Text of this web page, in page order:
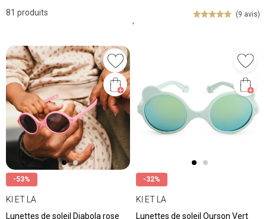
81 produits (9 avis)
'
-53%
KI ET LA
Lunettes de soleil Diabola rose
-32%
KI ET LA
Lunettes de soleil Ourson Vert